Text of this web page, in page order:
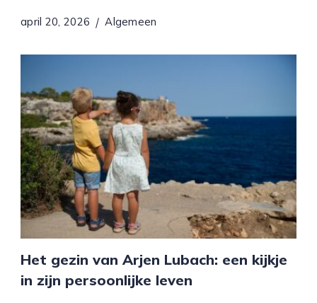
april 20, 2026 Algemeen
Het gezin van Arjen Lubach: een kijkje
in zijn persoonlijke leven